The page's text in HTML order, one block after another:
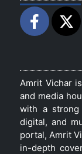
Amrit Vichar
and media
with a strong
digital, and
portal, Amrit
in-depth